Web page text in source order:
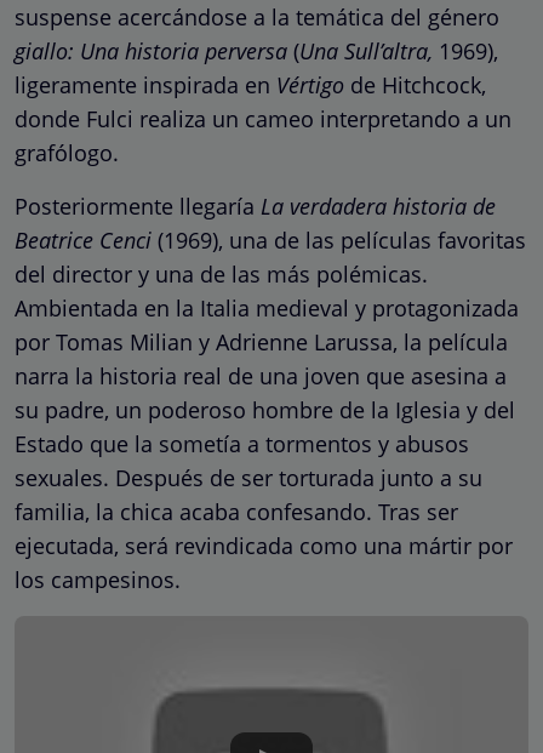
suspense acercándose a la temática del género
giallo: Una historia perversa (Una Sull’altra, 1969),
ligeramente inspirada en Vértigo de Hitchcock,
donde Fulci realiza un cameo interpretando a un
grafólogo.
Posteriormente llegaría La verdadera historia de
Beatrice Cenci (1969), una de las películas favoritas
del director y una de las más polémicas.
Ambientada en la Italia medieval y protagonizada
por Tomas Milian y Adrienne Larussa, la película
narra la historia real de una joven que asesina a
su padre, un poderoso hombre de la Iglesia y del
Estado que la sometía a tormentos y abusos
sexuales. Después de ser torturada junto a su
familia, la chica acaba confesando. Tras ser
ejecutada, será revindicada como una mártir por
los campesinos.